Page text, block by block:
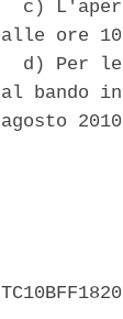
c)
alle ore
d) Per
al bando
agosto